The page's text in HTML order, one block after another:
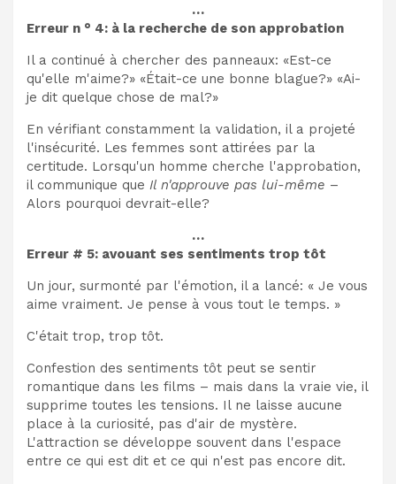
…
Erreur n ° 4: à la recherche de son approbation
Il a continué à chercher des panneaux: «Est-ce
qu'elle m'aime?» «Était-ce une bonne blague?» «Ai-
je dit quelque chose de mal?»
En vérifiant constamment la validation, il a projeté
l'insécurité. Les femmes sont attirées par la
certitude. Lorsqu'un homme cherche l'approbation,
il communique que Il n'approuve pas lui-même –
Alors pourquoi devrait-elle?
…
Erreur # 5: avouant ses sentiments trop tôt
Un jour, surmonté par l'émotion, il a lancé: « Je vous
aime vraiment. Je pense à vous tout le temps. »
C'était trop, trop tôt.
Confestion des sentiments tôt peut se sentir
romantique dans les films – mais dans la vraie vie, il
supprime toutes les tensions. Il ne laisse aucune
place à la curiosité, pas d'air de mystère.
L'attraction se développe souvent dans l'espace
entre ce qui est dit et ce qui n'est pas encore dit.